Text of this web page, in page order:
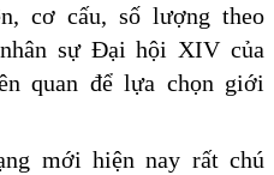
cơ cấu, số lượng theo
sự Đại hội XIV của
quan để lựa chọn giới
mới hiện nay rất chú